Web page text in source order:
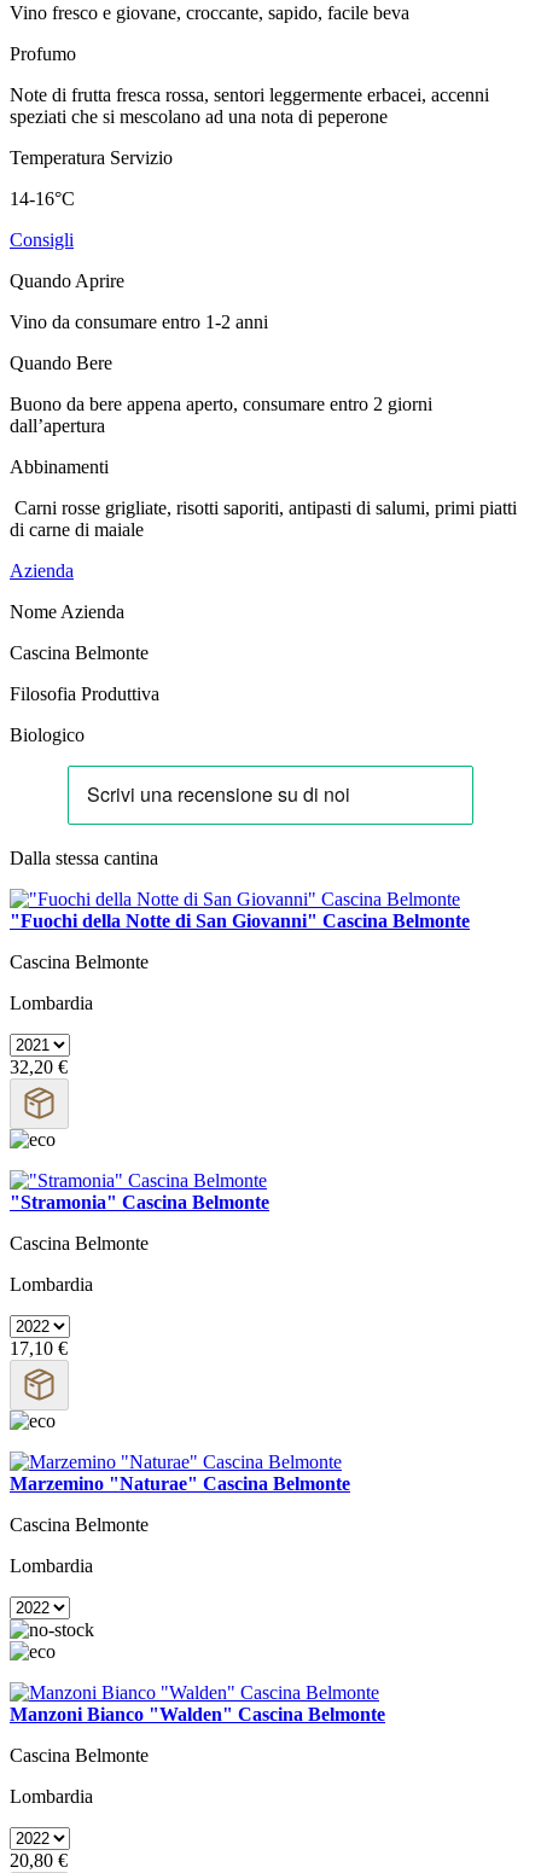
Vino fresco e giovane, croccante, sapido, facile beva
Profumo
Note di frutta fresca rossa, sentori leggermente erbacei, accenni
speziati che si mescolano ad una nota di peperone
Temperatura Servizio
14-16°C
Consigli
Quando Aprire
Vino da consumare entro 1-2 anni
Quando Bere
Buono da bere appena aperto, consumare entro 2 giorni
dall’apertura
Abbinamenti
Carni rosse grigliate, risotti saporiti, antipasti di salumi, primi piatti
di carne di maiale
Azienda
Nome Azienda
Cascina Belmonte
Filosofia Produttiva
Biologico
Dalla stessa cantina
"Fuochi della Notte di San Giovanni" Cascina Belmonte
Cascina Belmonte
Lombardia
32,20 €
"Stramonia" Cascina Belmonte
Cascina Belmonte
Lombardia
17,10 €
Marzemino "Naturae" Cascina Belmonte
Cascina Belmonte
Lombardia
Manzoni Bianco "Walden" Cascina Belmonte
Cascina Belmonte
Lombardia
20,80 €